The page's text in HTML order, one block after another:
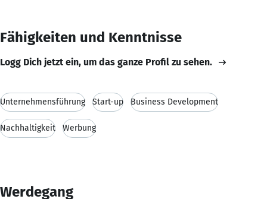
Fähigkeiten und Kenntnisse
Logg Dich jetzt ein, um das ganze Profil zu sehen.
Unternehmensführung Start-up Business Development
Nachhaltigkeit Werbung
Werdegang